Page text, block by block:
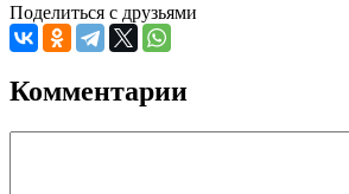
Поделиться с друзьями
Комментарии